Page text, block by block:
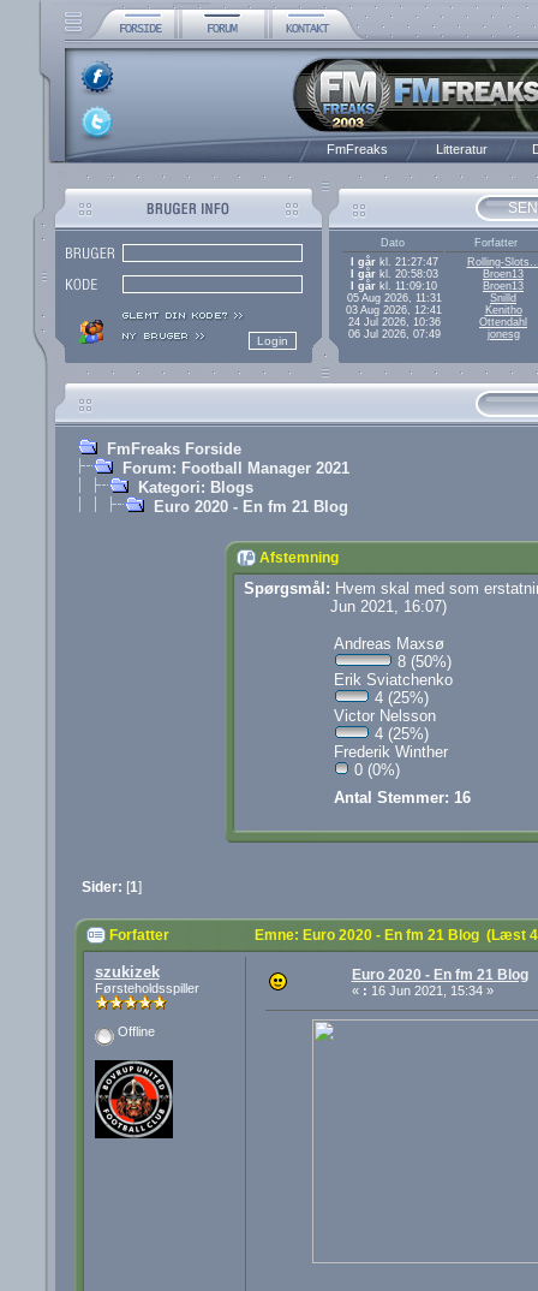
FmFreaks Litteratur
Dato
Forfatter
I gårkl. 21:27:47
Rolling-
I gårkl. 20:58:03
Broen13
I går kl. 11:09:10
Broen13
05 Aug 2026, 11:31
Snilld
03 Aug 2026, 12:41
Kenitho
24 Jul 2026, 10:36
Ottendahl
06 Jul 2026, 07:49
jonesg
FmFreaks Forside
Forum: Football Manager 2021
Kategori: Blogs
Euro 2020 - En fm 21 Blog
Afstemning
Spørgsmål: Hvem skal med som
Jun 2021, 16:07)
Andreas Maxsø
8 (50%)
Erik Sviatchenko
4 (25%)
Victor Nelsson
4 (25%)
Frederik Winther
0 (0%)
Antal Stemmer: 16
Sider: [1]
Forfatter Emne: Euro 2020 - En fm 21 Blog (Læst
szukizek
Førsteholdsspiller
Offline
Euro 2020 - En fm 21 Blog
« : 16 Jun 2021, 15:34 »